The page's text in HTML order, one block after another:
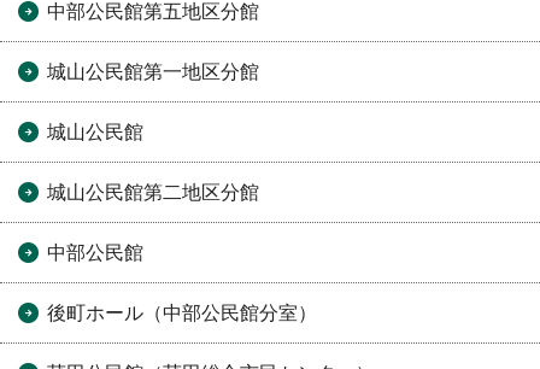
中部公民館第五地区分館
城山公民館第一地区分館
城山公民館
城山公民館第二地区分館
中部公民館
後町ホール（中部公民館分室）